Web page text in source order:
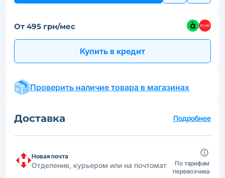
От 495 грн/мес
Купить в кредит
Проверить наличие товара в магазинах
Доставка Подробнее
Новая почта
Отделение, курьером или на почтомат
По тарифам
перевозчика